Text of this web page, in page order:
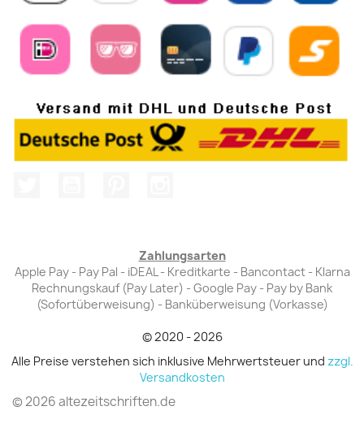
Zahlungsarten
Apple Pay - Pay Pal - iDEAL - Kreditkarte - Bancontact - Klarna
Rechnungskauf (Pay Later) - Google Pay - Pay by Bank
(Sofortüberweisung) - Banküberweisung (Vorkasse)
© 2020 - 2026
Alle Preise verstehen sich inklusive Mehrwertsteuer und zzgl.
Versandkosten
© 2026 altezeitschriften.de